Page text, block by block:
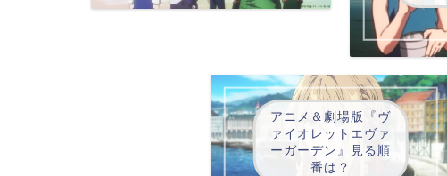
アニメ＆劇場版『ヴ
ァイオレットエヴァ
ーガーデン』見る順
番は？